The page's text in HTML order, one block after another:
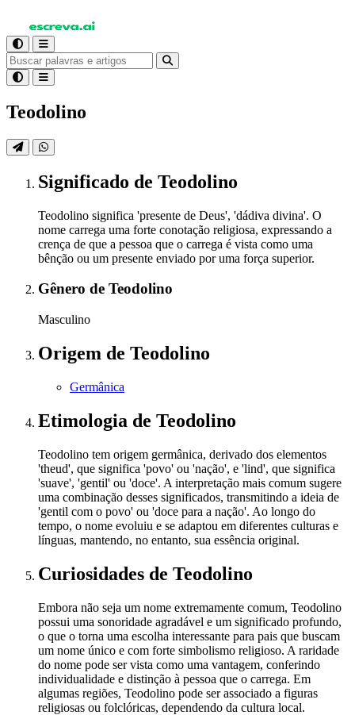
Teodolino
Significado de Teodolino
Teodolino significa 'presente de Deus', 'dádiva divina'. O
nome carrega uma forte conotação religiosa, expressando a
crença de que a pessoa que o carrega é vista como uma
bênção ou um presente enviado por uma força superior.
Gênero de Teodolino
Masculino
Origem de Teodolino
Germânica
Etimologia de Teodolino
Teodolino tem origem germânica, derivado dos elementos
'theud', que significa 'povo' ou 'nação', e 'lind', que significa
'suave', 'gentil' ou 'doce'. A interpretação mais comum sugere
uma combinação desses significados, transmitindo a ideia de
'gentil com o povo' ou 'doce para a nação'. Ao longo do
tempo, o nome evoluiu e se adaptou em diferentes culturas e
línguas, mantendo, no entanto, sua essência original.
Curiosidades de Teodolino
Embora não seja um nome extremamente comum, Teodolino
possui uma sonoridade agradável e um significado profundo,
o que o torna uma escolha interessante para pais que buscam
um nome único e com forte simbolismo religioso. A raridade
do nome pode ser vista como uma vantagem, conferindo
individualidade e distinção à pessoa que o carrega. Em
algumas regiões, Teodolino pode ser associado a figuras
religiosas ou folclóricas, dependendo da cultura local.